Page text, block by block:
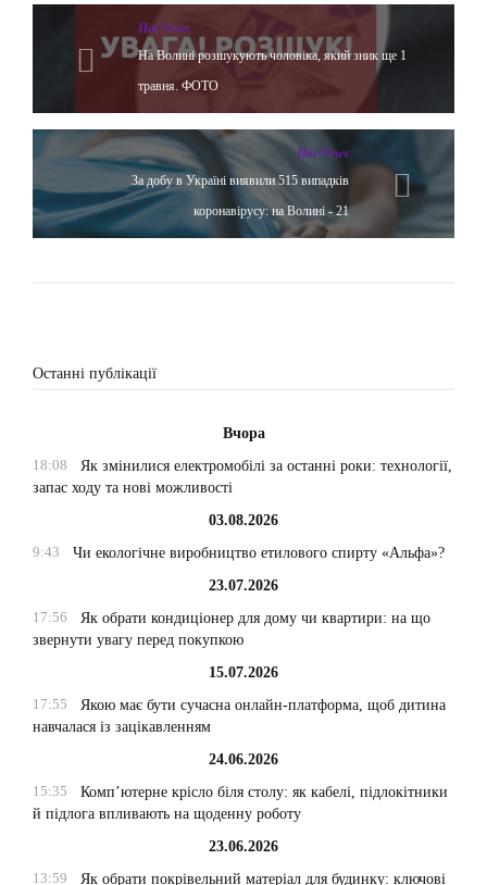
Hot News
На Волині розшукують чоловіка, який зник ще 1
травня. ФОТО
Hot News
За добу в Україні виявили 515 випадків
коронавірусу: на Волині - 21
Останні публікації
Вчора
18:08
Як змінилися електромобілі за останні роки: технології,
запас ходу та нові можливості
03.08.2026
9:43
Чи екологічне виробництво етилового спирту «Альфа»?
23.07.2026
17:56
Як обрати кондиціонер для дому чи квартири: на що
звернути увагу перед покупкою
15.07.2026
17:55
Якою має бути сучасна онлайн-платформа, щоб дитина
навчалася із зацікавленням
24.06.2026
15:35
Комп’ютерне крісло біля столу: як кабелі, підлокітники
й підлога впливають на щоденну роботу
23.06.2026
13:59
Як обрати покрівельний матеріал для будинку: ключові